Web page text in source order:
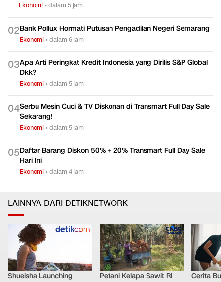
Ekonomi •dalam 5 jam
02Bank Pollux Hormati Putusan Pengadilan Negeri Semarang
Ekonomi •dalam 6 jam
03Apa Arti Peringkat Kredit Indonesia yang Dirilis S&P Global
Dkk?
Ekonomi •dalam 5 jam
04Serbu Mesin Cuci & TV Diskonan di Transmart Full Day Sale
Sekarang!
Ekonomi •dalam 5 jam
05Daftar Barang Diskon 50% + 20% Transmart Full Day Sale
Hari Ini
Ekonomi •dalam 4 jam
LAINNYA DARI DETIKNETWORK
Shueisha Launching
Petani Kelapa Sawit RI
Cerita